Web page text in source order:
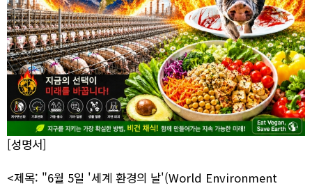
[성명서]
<제목: "6월 5일 '세계 환경의 날'(World Environment